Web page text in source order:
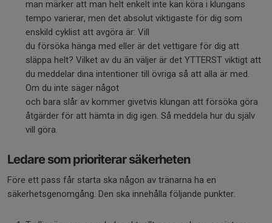
man märker att man helt enkelt inte kan köra i klungans
tempo varierar, men det absolut viktigaste för dig som
enskild cyklist att avgöra är: Vill
du försöka hänga med eller är det vettigare för dig att
släppa helt? Vilket av du än väljer är det YTTERST viktigt att
du meddelar dina intentioner till övriga så att alla är med.
Om du inte säger något
och bara slår av kommer givetvis klungan att försöka göra
åtgärder för att hämta in dig igen. Så meddela hur du själv
vill göra.
Ledare som prioriterar säkerheten
Före ett pass får starta ska någon av tränarna ha en
säkerhetsgenomgång. Den ska innehålla följande punkter.